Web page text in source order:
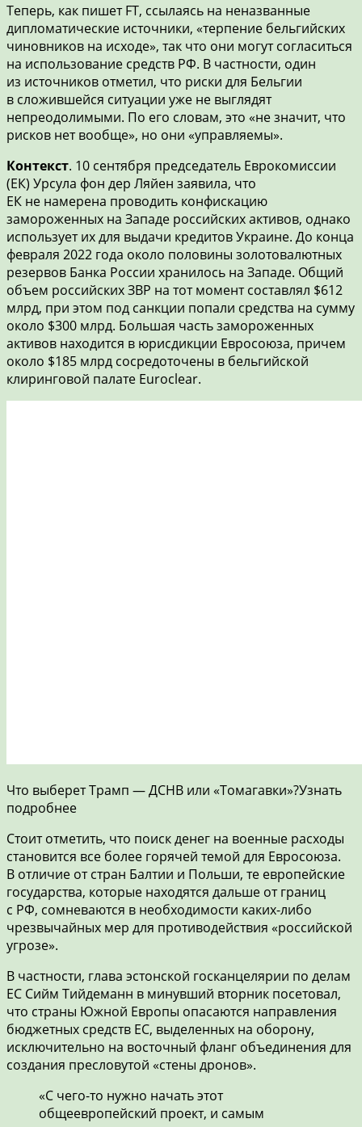
Теперь, как пишет FT, ссылаясь на неназванные
дипломатические источники, «терпение бельгийских
чиновников на исходе», так что они могут согласиться
на использование средств РФ. В частности, один
из источников отметил, что риски для Бельгии
в сложившейся ситуации уже не выглядят
непреодолимыми. По его словам, это «не значит, что
рисков нет вообще», но они «управляемы».
Контекст. 10 сентября председатель Еврокомиссии
(ЕК) Урсула фон дер Ляйен заявила, что
ЕК не намерена проводить конфискацию
замороженных на Западе российских активов, однако
использует их для выдачи кредитов Украине. До конца
февраля 2022 года около половины золотовалютных
резервов Банка России хранилось на Западе. Общий
объем российских ЗВР на тот момент составлял $612
млрд, при этом под санкции попали средства на сумму
около $300 млрд. Большая часть замороженных
активов находится в юрисдикции Евросоюза, причем
около $185 млрд сосредоточены в бельгийской
клиринговой палате Euroclear.
Что выберет Трамп — ДСНВ или «Томагавки»?Узнать
подробнее
Стоит отметить, что поиск денег на военные расходы
становится все более горячей темой для Евросоюза.
В отличие от стран Балтии и Польши, те европейские
государства, которые находятся дальше от границ
с РФ, сомневаются в необходимости каких-либо
чрезвычайных мер для противодействия «российской
угрозе».
В частности, глава эстонской госканцелярии по делам
ЕС Сийм Тийдеманн в минувший вторник посетовал,
что страны Южной Европы опасаются направления
бюджетных средств ЕС, выделенных на оборону,
исключительно на восточный фланг объединения для
создания пресловутой «стены дронов».
«С чего-то нужно начать этот
общеевропейский проект, и самым